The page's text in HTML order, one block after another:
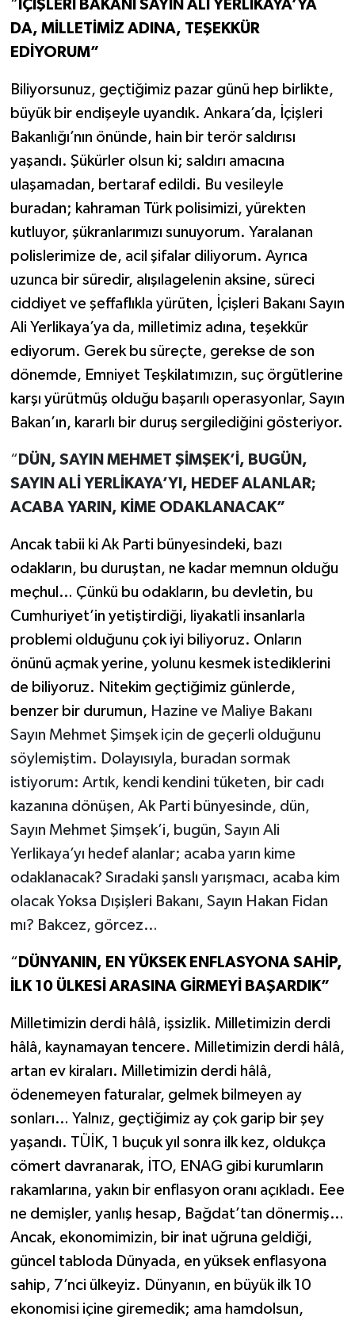
“ İÇİŞLERİ BAKANI SAYIN ALİ YERLİKAYA’YA
DA, MİLLETİMİZ ADINA, TEŞEKKÜR
EDİYORUM”
Biliyorsunuz, geçtiğimiz pazar günü hep birlikte,
büyük bir endişeyle uyandık. Ankara’da, İçişleri
Bakanlığı’nın önünde, hain bir terör saldırısı
yaşandı. Şükürler olsun ki; saldırı amacına
ulaşamadan, bertaraf edildi. Bu vesileyle
buradan; kahraman Türk polisimizi, yürekten
kutluyor, şükranlarımızı sunuyorum. Yaralanan
polislerimize de, acil şifalar diliyorum. Ayrıca
uzunca bir süredir, alışılagelenin aksine, süreci
ciddiyet ve şeffaflıkla yürüten, İçişleri Bakanı Sayın
Ali Yerlikaya’ya da, milletimiz adına, teşekkür
ediyorum. Gerek bu süreçte, gerekse de son
dönemde, Emniyet Teşkilatımızın, suç örgütlerine
karşı yürütmüş olduğu başarılı operasyonlar, Sayın
Bakan’ın, kararlı bir duruş sergilediğini gösteriyor.
“ DÜN, SAYIN MEHMET ŞİMŞEK’İ, BUGÜN,
SAYIN ALİ YERLİKAYA’YI, HEDEF ALANLAR;
ACABA YARIN, KİME ODAKLANACAK”
Ancak tabii ki Ak Parti bünyesindeki, bazı
odakların, bu duruştan, ne kadar memnun olduğu
meçhul… Çünkü bu odakların, bu devletin, bu
Cumhuriyet’in yetiştirdiği, liyakatli insanlarla
problemi olduğunu çok iyi biliyoruz. Onların
önünü açmak yerine, yolunu kesmek istediklerini
de biliyoruz. Nitekim geçtiğimiz günlerde,
benzer bir durumun, Hazine ve Maliye Bakanı
Sayın Mehmet Şimşek için de geçerli olduğunu
söylemiştim. Dolayısıyla, buradan sormak
istiyorum: Artık, kendi kendini tüketen, bir cadı
kazanına dönüşen, Ak Parti bünyesinde, dün,
Sayın Mehmet Şimşek’i, bugün, Sayın Ali
Yerlikaya’yı hedef alanlar; acaba yarın kime
odaklanacak? Sıradaki şanslı yarışmacı, acaba kim
olacak Yoksa Dışişleri Bakanı, Sayın Hakan Fidan
mı? Bakcez, görcez…
“ DÜNYANIN, EN YÜKSEK ENFLASYONA SAHİP,
İLK 10 ÜLKESİ ARASINA GİRMEYİ BAŞARDIK”
Milletimizin derdi hâlâ, işsizlik. Milletimizin derdi
hâlâ, kaynamayan tencere. Milletimizin derdi hâlâ,
artan ev kiraları. Milletimizin derdi hâlâ,
ödenemeyen faturalar, gelmek bilmeyen ay
sonları… Yalnız, geçtiğimiz ay çok garip bir şey
yaşandı. TÜİK, 1 buçuk yıl sonra ilk kez, oldukça
cömert davranarak, İTO, ENAG gibi kurumların
rakamlarına, yakın bir enflasyon oranı açıkladı. Eee
ne demişler, yanlış hesap, Bağdat’tan dönermiş…
Ancak, ekonomimizin, bir inat uğruna geldiği,
güncel tabloda Dünyada, en yüksek enflasyona
sahip, 7’nci ülkeyiz. Dünyanın, en büyük ilk 10
ekonomisi içine giremedik; ama hamdolsun,